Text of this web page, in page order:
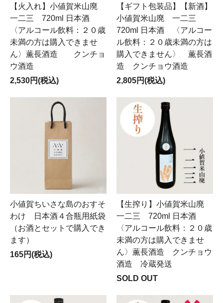
【火入れ】小値賀米山廃
一二三 720ml 日本酒
〈アルコール飲料：２０歳
未満の方は購入できませ
ん〉薫長酒造 クンチョ
ウ酒造
2,530円(税込)
【ギフト包装品】【新酒】
小値賀米山廃 一二三
720ml 日本酒 〈アルコー
ル飲料：２０歳未満の方は
購入できません〉 薫長酒
造 クンチョウ酒造
2,805円(税込)
小値賀ちいさな島のおすそ
わけ 日本酒４合瓶用紙袋
（お酒とセットで購入でき
ます）
165円(税込)
【生搾り】小値賀米山廃
一二三 720ml 日本酒
〈アルコール飲料：２０歳
未満の方は購入できませ
ん〉薫長酒造 クンチョウ
酒造 冷蔵発送
SOLD OUT